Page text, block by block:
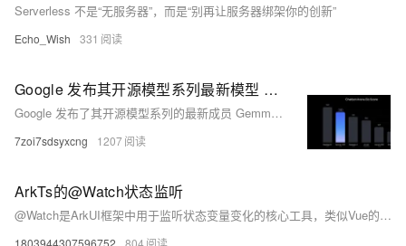
Serverless 不是“无服务器”，而是“别再让服务器绑架你的创新”
Echo_Wish 331
Google 发布其开源模型系列最新模型 Gemma 3
Google 发布了其开源模型系列的最新成员 Gemma 3，这是一款轻量级、高性能的 AI 模型，支持多语言和复杂任务。它具备 140+ 语言支持、128K-token 上下文窗口、增强的多模态分析能力以及函数调用功能，适用于聊天 AI、代码生成等多种场景。Gemma 3 在性能上超越 Llama 3-8B 和 Mistral 7B，且仅需单 GPU 即可运行，大幅降低计算成本。提供 1B 至 27B 不同参数规模版本，满足多样化需求，并优化了量化模型以适应边缘计算和移动设备。其多模态设计整合了 SigLIP 图像编码器，扩展上下文窗口至 128k token，显著提升了视觉和文本理解能力。
7zoi7sdsyxcng 1207
ArkTs的@Watch状态监听
@Watch是ArkUI框架中用于监听状态变量变化的核心工具，类似Vue的Watch机制。状态更新时，方法触发，通过`changedPropertyName`区分多个绑定变量。需与@State、@Prop、@Link等装饰器配合使用，顺序上须置于这些装饰器之后。实际开发中，@Watch常与@Link（跨组件双向同步）或@Provide（跨代组件同步）结合使用。例如，通过@Link接收父组件变量并监听变化，动态调整子组件状态；或利用@Provide定义全局变量，监听后更新整体进度状态。这种机制提升了组件间状态管理的灵活性与解耦性，助力开发者高效构建复杂应用，实现“一次开发，多端部署”的目标。
1803944307596752 804